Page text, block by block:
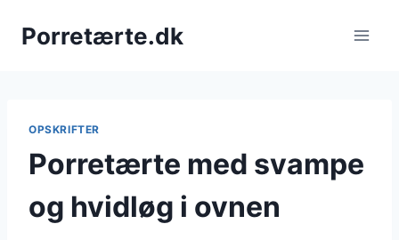
Porretærte.dk
OPSKRIFTER
Porretærte med svampe
og hvidløg i ovnen